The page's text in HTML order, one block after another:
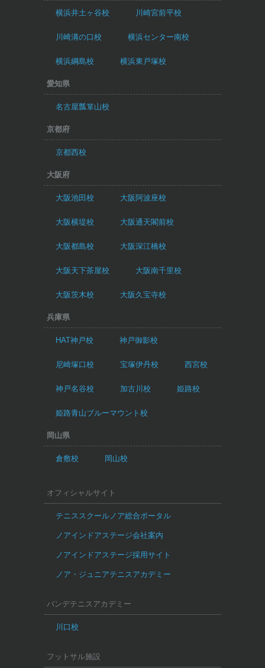
横浜井土ヶ谷校 川崎宮前平校
川崎溝の口校 横浜センター南校
横浜綱島校 横浜東戸塚校
愛知県
名古屋瓢箪山校
京都府
京都西校
大阪府
大阪池田校 大阪阿波座校
大阪横堤校 大阪通天閣前校
大阪都島校 大阪深江橋校
大阪天下茶屋校 大阪南千里校
大阪茨木校 大阪久宝寺校
兵庫県
HAT神戸校 神戸御影校
尼崎塚口校 宝塚伊丹校 西宮校
神戸名谷校 加古川校 姫路校
姫路青山ブルーマウント校
岡山県
倉敷校 岡山校
オフィシャルサイト
テニススクールノア総合ポータル
ノアインドアステージ会社案内
ノアインドアステージ採用サイト
ノア・ジュニアテニスアカデミー
バンデテニスアカデミー
川口校
フットサル施設